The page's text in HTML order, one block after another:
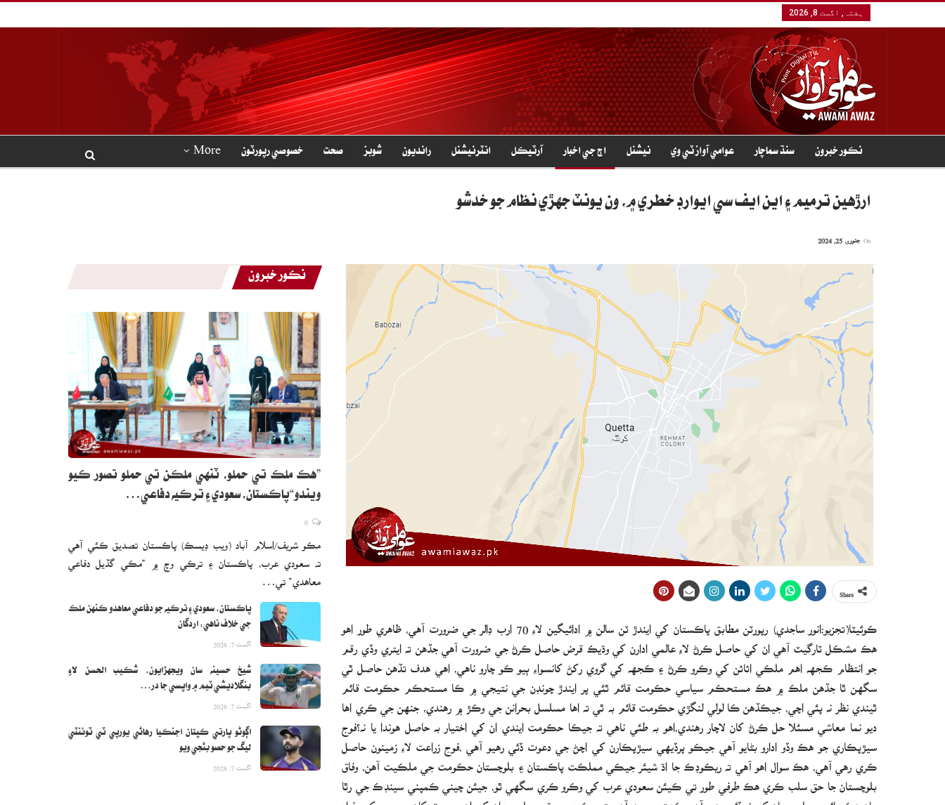
ہفتہ, اگست 8, 2026
نڪور خبرون سنڌ سماچار عوامي آواز ٽي وي نيشنل اڄ جي اخبار آرٽيڪل انٽرنيشنل رانديون شوبز صحت خصوصي رپورٽون More
ارڙهين ترميم ۽ اين ايف سي ايوارڊ خطري ۾، ون يونٽ جهڙي نظام جو خدشو
ڪوئيٽا(تجزيو:انور ساجدي) رپورٽن مطابق پاڪستان کي ايندڙ ٽن سالن ۾ ادائيگين لاءِ 70 ارب ڊالر جي ضرورت آهي، ظاهري طور اهو
هڪ مشڪل ٽارگيٽ آهي ان کي حاصل ڪرڻ لاءِ عالمي ادارن کي وڌيڪ قرض حاصل ڪرڻ جي ضرورت آهي جڏهن ته ايتري وڏي رقم
جو انتظام ڪجهه اهم ملڪي اثاثن کي وڪرو ڪرڻ ۽ ڪجهه کي گروي رکڻ کانسواءِ ٻيو ڪو چارو ناهي، اهي هدف تڏهن حاصل ٿي
سگهن ٿا جڏهن ملڪ ۾ هڪ مستحڪم سياسي حڪومت قائم ٿئي پر ايندڙ چونڊن جي نتيجي ۾ ڪا مستحڪم حڪومت قائم
ٿيندي نظر نه پئي اچي، جيڪڏهن ڪا لولي لنگڙي حڪومت قائم به ٿي ته اها مسلسل بحرانن جي وڪڙ ۾ رهندي، جنهن جي ڪري اها
ديو نما معاشي مسئلا حل ڪرڻ کان لاچار رهندي،اهو به طئي ناهي ته جيڪا حڪومت ايندي ان کي اختيار به حاصل هوندا يا نه؟فوج
سيڙپڪاري جو هڪ وڏو ادارو بڻايو آهي جيڪو پرڏيهي سيڙپڪارن کي اچڻ جي دعوت ڏئي رهيو آهي ،فوج زراعت لاءِ زمينون حاصل
ڪري رهي آهي، هڪ سوال اهو آهي ته ريڪوڊڪ جا اڌ شيئر جيڪي مملڪت پاڪستان ۽ بلوچستان حڪومت جي ملڪيت آهن، وفاق
بلوچستان جا حق سلب ڪري هڪ طرفي طور تي ڪيئن سعودي عرب کي وڪرو ڪري سگهي ٿو، جيئن چيني ڪمپني سينڊڪ جي رٿا
مان هڪ پائي به بلوچستان کي نه ڏئي رهي آهي ڪهڙي بعيد آهي ته ريڪوڊ جي ڌر به بلوچستان کي ان جي حق کان محروم رکي، فراڊ
نڪور خبرون
”هڪ ملڪ تي حملو، ٽنهي ملڪن تي حملو تصور ڪيو
ويندو“پاڪستان، سعودي ۽ ترڪيه دفاعي…
مڪو شريف/اسلام آباد (ويب ڊيسڪ) پاڪستان تصديق ڪئي آهي
ته سعودي عرب، پاڪستان ۽ ترڪي وچ ۾ ”مڪي گڏيل دفاعي
معاهدي“ تي…
پاڪستان، سعودي ۽ ترڪيه جو دفاعي معاهدو ڪنهن ملڪ
جي خلاف ناهي: اردگان
اگست 7, 2026
شيخ حسينه سان ويجهڙايون، شڪيب الحسن لاءِ
بنگلاديشي ٽيم ۾ واپسي جا در…
اگست 7, 2026
اڳوڻو ڀارتي ڪپتان اجنڪيا رهاڻي يورپي ٽي ٽوئنٽي
ليگ جو حصو بڻجي ويو
اگست 7, 2026